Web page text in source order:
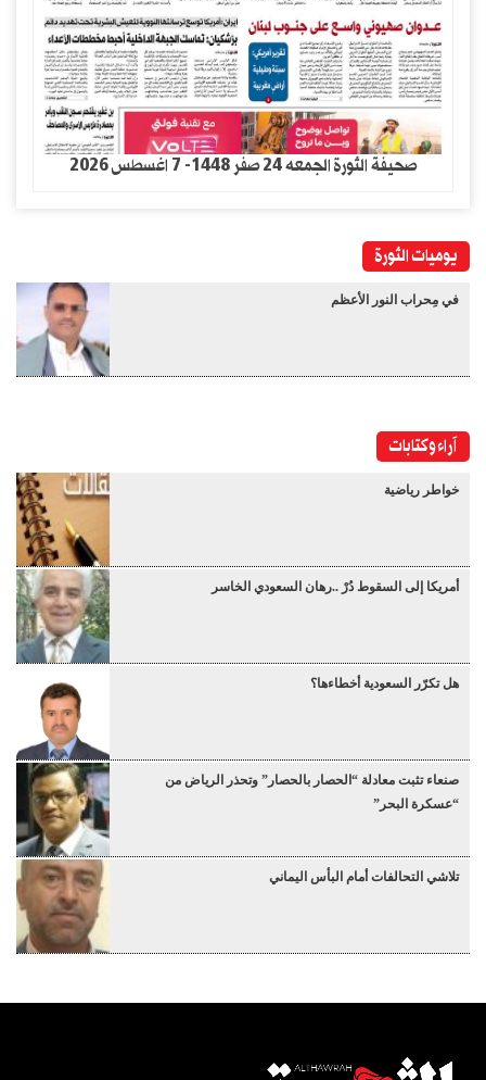
صحيفة الثورة الجمعه 24 صفر 1448- 7 اغسطس 2026
يوميات الثورة
في مِحراب النور الأعظم
آراء وكتابات
خواطر رياضية
أمريكا إلى السقوط دُرْ ..رهان السعودي الخاسر
هل تكرّر السعودية أخطاءها؟
صنعاء تثبت معادلة “الحصار بالحصار” وتحذر الرياض من
“عسكرة البحر”
تلاشي التحالفات أمام البأس اليماني